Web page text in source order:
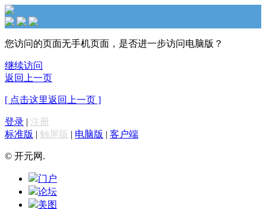
您访问的页面无手机页面，是否进一步访问电脑版？
继续访问
返回上一页
[ 点击这里返回上一页 ]
登录 | 注册
标准版 | 触屏版 | 电脑版 | 客户端
© 开元网.
门户
论坛
美图